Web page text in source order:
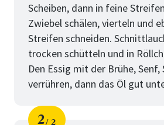
Scheiben, dann in feine
Zwiebel schälen, vierteln und
Streifen schneiden.
trocken schütteln und in
Den Essig mit der Brühe,
verrühren, dann das Öl gut
2 2